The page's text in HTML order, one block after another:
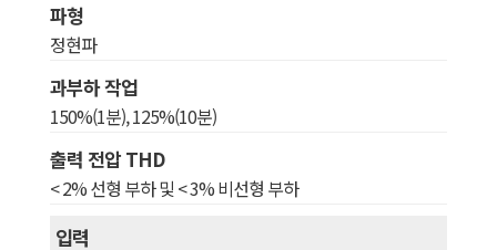
파형
정현파
과부하 작업
150%(1분), 125%(10분)
출력 전압 THD
< 2% 선형 부하 및 < 3% 비선형 부하
입력